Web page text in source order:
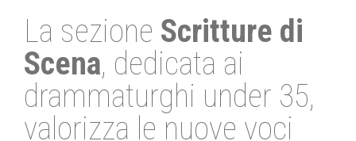
La sezione Scritture di
Scena, dedicata ai
drammaturghi under 35,
valorizza le nuove voci